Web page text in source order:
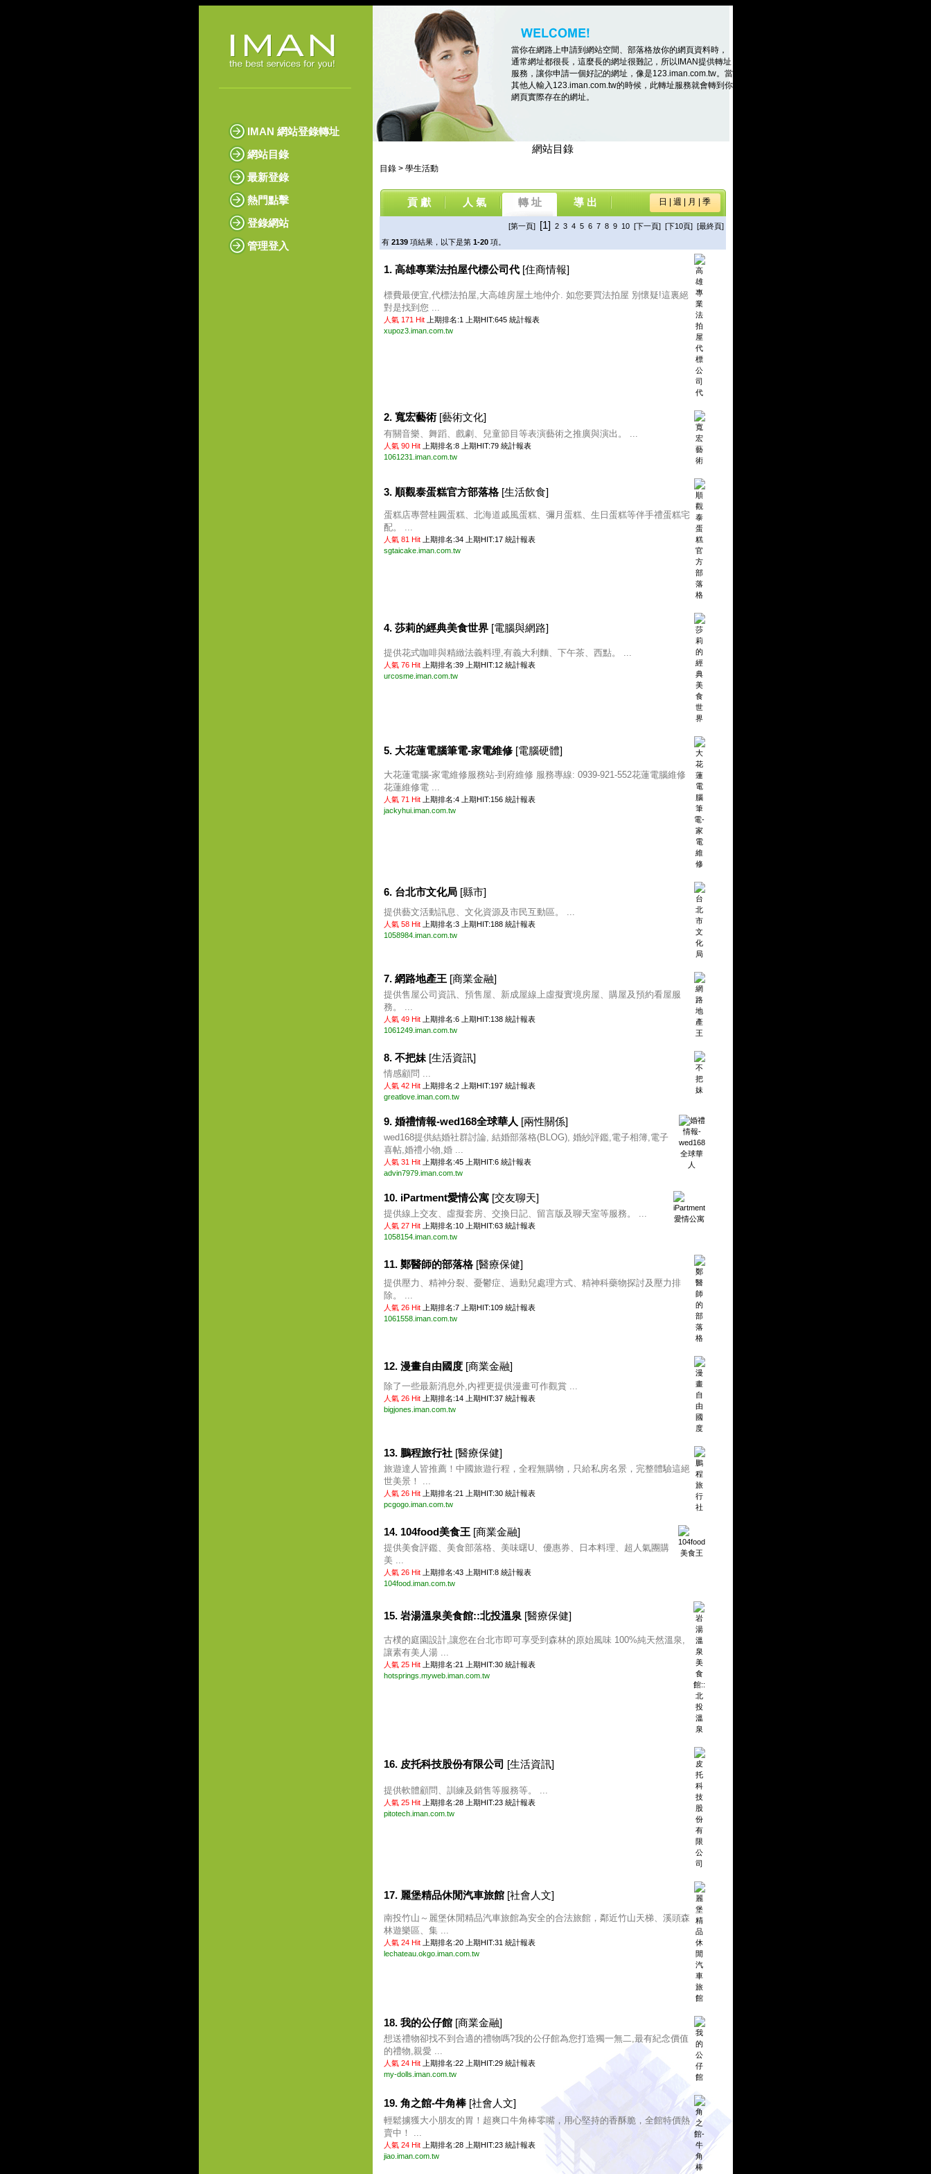
IMAN 網站登錄轉址
網站目錄
最新登錄
熱門點擊
登錄網站
管理登入
當你在網路上申請到網站空間、部落格放你的網頁資料時，
通常網址都很長，這麼長的網址很難記，所以IMAN提供轉址
服務，讓你申請一個好記的網址，像是123.iman.com.tw。當
其他人輸入123.iman.com.tw的時候，此轉址服務就會轉到你
網頁實際存在的網址。
網站目錄
目錄 > 學生活動
貢 獻 人 氣 轉 址 導 出 日 週 月 季
[第一頁] [1] 2 3 4 5 6 7 8 9 10 [下一頁] [下10頁] [最終頁]
有 2139 項結果，以下是第 1-20項。
1. 高雄專業法拍屋代標公司代 [住商情報]
標費最便宜,代標法拍屋,大高雄房屋土地仲介. 如您要買法拍屋 別懷疑!這裏絕
對是找到您 ...
人氣 171 Hit 上期排名:1 上期HIT:645 統計報表
xupoz3.iman.com.tw
2. 寬宏藝術 [藝術文化]
有關音樂、舞蹈、戲劇、兒童節目等表演藝術之推廣與演出。 ...
人氣 90 Hit 上期排名:8 上期HIT:79 統計報表
1061231.iman.com.tw
3. 順觀泰蛋糕官方部落格 [生活飲食]
蛋糕店專營桂圓蛋糕、北海道戚風蛋糕、彌月蛋糕、生日蛋糕等伴手禮蛋糕宅
配。 ...
人氣 81 Hit 上期排名:34 上期HIT:17 統計報表
sgtaicake.iman.com.tw
4. 莎莉的經典美食世界 [電腦與網路]
提供花式咖啡與精緻法義料理,有義大利麵、下午茶、西點。 ...
人氣 76 Hit 上期排名:39 上期HIT:12 統計報表
urcosme.iman.com.tw
5. 大花蓮電腦筆電-家電維修 [電腦硬體]
大花蓮電腦-家電維修服務站-到府維修 服務專線: 0939-921-552花蓮電腦維修
花蓮維修電 ...
人氣 71 Hit 上期排名:4 上期HIT:156 統計報表
jackyhui.iman.com.tw
6. 台北市文化局 [縣市]
提供藝文活動訊息、文化資源及市民互動區。 ...
人氣 58 Hit 上期排名:3 上期HIT:188 統計報表
1058984.iman.com.tw
7. 網路地產王 [商業金融]
提供售屋公司資訊、預售屋、新成屋線上虛擬實境房屋、購屋及預約看屋服
務。 ...
人氣 49 Hit 上期排名:6 上期HIT:138 統計報表
1061249.iman.com.tw
8. 不把妹 [生活資訊]
情感顧問 ...
人氣 42 Hit 上期排名:2 上期HIT:197 統計報表
greatlove.iman.com.tw
9. 婚禮情報-wed168全球華人 [兩性關係]
wed168提供結婚社群討論, 結婚部落格(BLOG), 婚紗評鑑,電子相簿,電子
喜帖,婚禮小物,婚 ...
人氣 31 Hit 上期排名:45 上期HIT:6 統計報表
advin7979.iman.com.tw
10. iPartment愛情公寓 [交友聊天]
提供線上交友、虛擬套房、交換日記、留言版及聊天室等服務。 ...
人氣 27 Hit 上期排名:10 上期HIT:63 統計報表
1058154.iman.com.tw
11. 鄭醫師的部落格 [醫療保健]
提供壓力、精神分裂、憂鬱症、過動兒處理方式、精神科藥物探討及壓力排
除。 ...
人氣 26 Hit 上期排名:7 上期HIT:109 統計報表
1061558.iman.com.tw
12. 漫畫自由國度 [商業金融]
除了一些最新消息外,內裡更提供漫畫可作觀賞 ...
人氣 26 Hit 上期排名:14 上期HIT:37 統計報表
bigjones.iman.com.tw
13. 鵬程旅行社 [醫療保健]
旅遊達人皆推薦！中國旅遊行程，全程無購物，只給私房名景，完整體驗這絕
世美景！ ...
人氣 26 Hit 上期排名:21 上期HIT:30 統計報表
pcgogo.iman.com.tw
14. 104food美食王 [商業金融]
提供美食評鑑、美食部落格、美味曙U、優惠券、日本料理、超人氣團購
美 ...
人氣 26 Hit 上期排名:43 上期HIT:8 統計報表
104food.iman.com.tw
15. 岩湯溫泉美食館::北投溫泉 [醫療保健]
古樸的庭園設計,讓您在台北市即可享受到森林的原始風味 100%純天然溫泉,
讓素有美人湯 ...
人氣 25 Hit 上期排名:21 上期HIT:30 統計報表
hotsprings.myweb.iman.com.tw
16. 皮托科技股份有限公司 [生活資訊]
提供軟體顧問、訓練及銷售等服務等。 ...
人氣 25 Hit 上期排名:28 上期HIT:23 統計報表
pitotech.iman.com.tw
17. 麗堡精品休閒汽車旅館 [社會人文]
南投竹山～麗堡休閒精品汽車旅館為安全的合法旅館，鄰近竹山天梯、溪頭森
林遊樂區、集 ...
人氣 24 Hit 上期排名:20 上期HIT:31 統計報表
lechateau.okgo.iman.com.tw
18. 我的公仔館 [商業金融]
想送禮物卻找不到合適的禮物嗎?我的公仔館為您打造獨一無二,最有紀念價值
的禮物,親愛 ...
人氣 24 Hit 上期排名:22 上期HIT:29 統計報表
my-dolls.iman.com.tw
19. 角之館-牛角棒 [社會人文]
輕鬆擄獲大小朋友的胃！超爽口牛角棒零嘴，用心堅持的香酥脆，全館特價熱
賣中！ ...
人氣 24 Hit 上期排名:28 上期HIT:23 統計報表
jiao.iman.com.tw